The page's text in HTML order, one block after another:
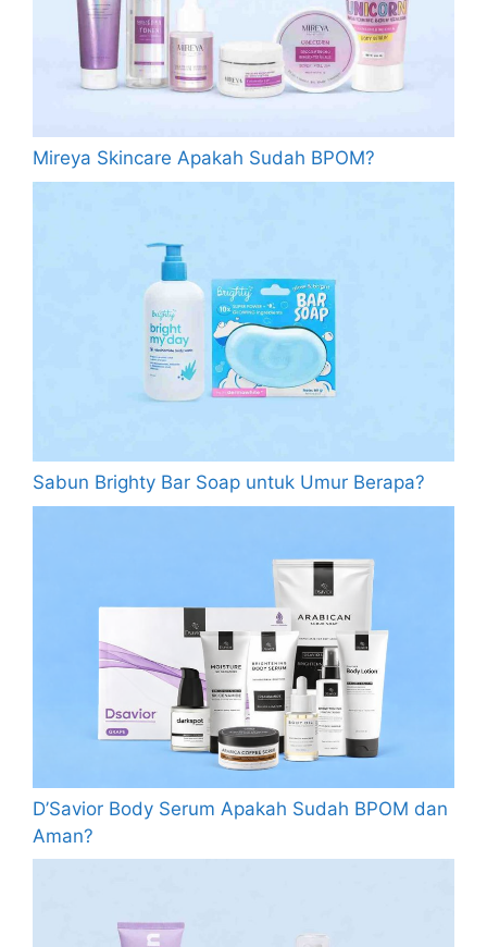
Mireya Skincare Apakah Sudah BPOM?
Sabun Brighty Bar Soap untuk Umur Berapa?
D’Savior Body Serum Apakah Sudah BPOM dan
Aman?